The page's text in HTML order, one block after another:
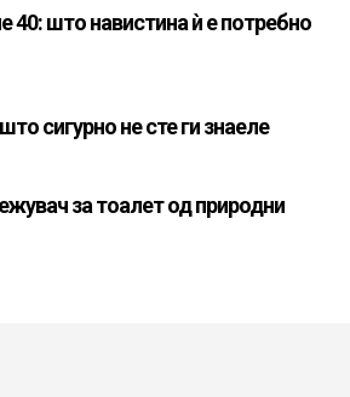
40: што навистина ѝ е потребно
сигурно не сте ги знаеле
за тоалет од природни